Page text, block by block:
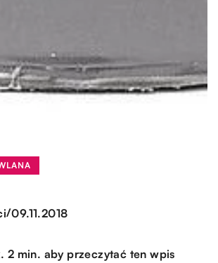
/09.11.2018
2 min. aby przeczytać ten wpis